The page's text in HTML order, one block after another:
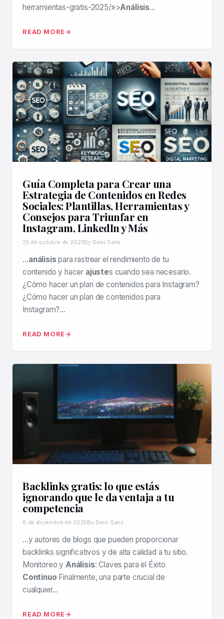
herramientas-gratis-2025/»>Análisis…
READ MORE
Guía Completa para Crear una
Estrategia de Contenidos en Redes
Sociales: Plantillas, Herramientas y
Consejos para Triunfar en
Instagram, LinkedIn y Más
25 de octubre de 2025By Deivi Sanz
…análisispara rastrear el rendimiento de tu
contenido y hacer ajustes cuando sea necesario.
¿Cómo hacer un plan de contenidos para Instagram?
¿Cómo hacer un plan de contenidos para
Instagram?…
READ MORE
Backlinks gratis: lo que estás
ignorando que le da ventaja a tu
competencia
8 de diciembre de 2025By Deivi Sanz
…y autores de blogs que pueden proporcionar
backlinks significativos y de alta calidad a tu sitio.
Monitoreo y Análisis: Claves para el Éxito
Continuo Finalmente, una parte crucial de
cualquier…
READ MORE